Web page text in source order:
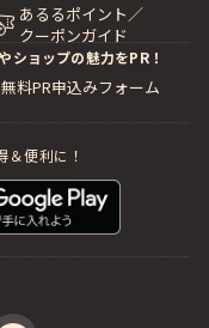
あるるポイント／
クーポンガイド
ショップの魅力をPR！
無料PR申込みフォーム
便利に！